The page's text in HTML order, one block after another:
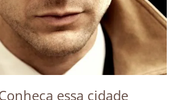
essa cidade